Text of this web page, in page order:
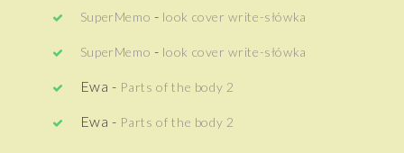
SuperMemo - look cover write-słówka
SuperMemo - look cover write-słówka
Ewa - Parts of the body 2
Ewa - Parts of the body 2